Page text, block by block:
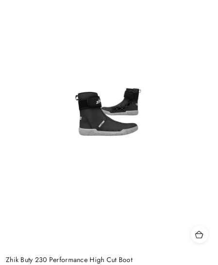
Zhik Buty 230 Performance High Cut Boot